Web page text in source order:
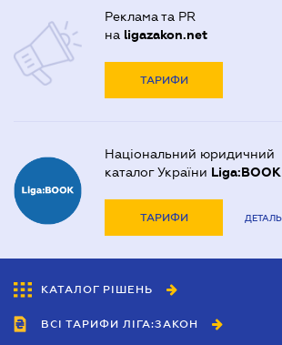
Реклама та PR
на ligazakon.net
ТАРИФИ
Національний юридичний
каталог України Liga:BOOK
ТАРИФИ
КАТАЛОГ РІШЕНЬ
ВСІ ТАРИФИ ЛІГА:ЗАКОН